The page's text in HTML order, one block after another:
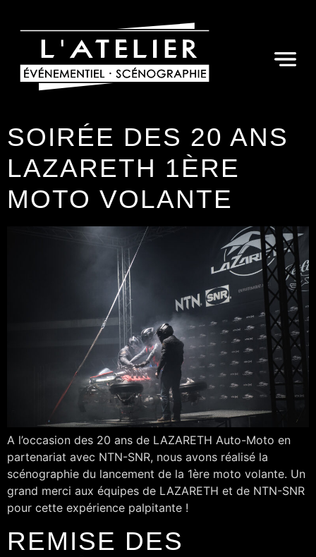
SOIRÉE DES 20 ANS
LAZARETH 1ÈRE
MOTO VOLANTE
A l’occasion des 20 ans de LAZARETH Auto-Moto en
partenariat avec NTN-SNR, nous avons réalisé la
scénographie du lancement de la 1ère moto volante. Un
grand merci aux équipes de LAZARETH et de NTN-SNR
pour cette expérience palpitante !
REMISE DES